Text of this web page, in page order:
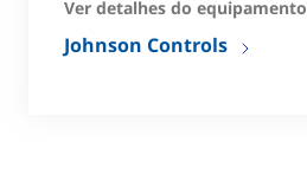
Ver detalhes do equipamento
Johnson Controls